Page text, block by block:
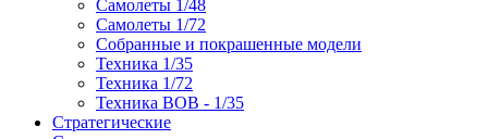
Самолеты 1/48
Самолеты 1/72
Собранные и покрашенные модели
Техника 1/35
Техника 1/72
Техника ВОВ - 1/35
Стратегические